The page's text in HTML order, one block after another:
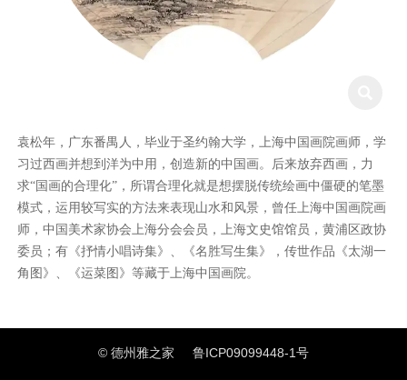
袁松年，广东番禺人，毕业于圣约翰大学，上海中国画院画师，学
习过西画并想到洋为中用，创造新的中国画。后来放弃西画，力
求“国画的合理化”，所谓合理化就是想摆脱传统绘画中僵硬的笔墨
模式，运用较写实的方法来表现山水和风景，曾任上海中国画院画
师，中国美术家协会上海分会会员，上海文史馆馆员，黄浦区政协
委员；有《抒情小唱诗集》、《名胜写生集》，传世作品《太湖一
角图》、《运菜图》等藏于上海中国画院。
© 德州雅之家 鲁ICP09099448-1号